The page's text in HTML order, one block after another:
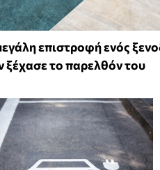
επιστροφή ενός
ξέχασε το παρελθόν του